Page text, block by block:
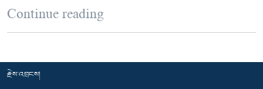
Continue reading
རྗེས་འབྲངས།